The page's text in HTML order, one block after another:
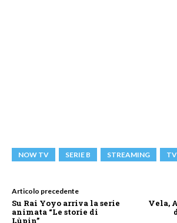
NOW TV SERIE B STREAMING TV
Articolo precedente
Su Rai Yoyo arriva la serie
animata “Le storie di
Lùpin”
Vela,